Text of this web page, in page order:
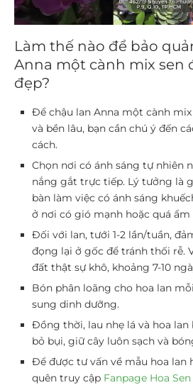
Làm thế nào để bảo
Anna một cành mix sen
đẹp?
Để chậu lan Anna một cành
và bền lâu, bạn cần chú ý đến
cách.
Chọn nơi có ánh sáng tự nhiên
nắng gắt trực tiếp. Lý tưởng là
bàn làm việc có ánh sáng
ở nơi có gió mạnh hoặc quá ẩm
Đối với lan, tưới 1-2 lần/tuần,
đọng lại ở gốc để tránh thối rễ.
đất thật sự khô, khoảng 7-10
Bón phân loãng cho hoa lan
sung dinh dưỡng.
Đồng thời, lau nhẹ lá và hoa lan
bỏ bụi, giữ cây luôn sạch và
Để được tư vấn về mẫu hoa lan
quên truy cập Fanpage Hoa